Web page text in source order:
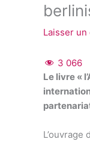
Laisser
3 066
Le livre «